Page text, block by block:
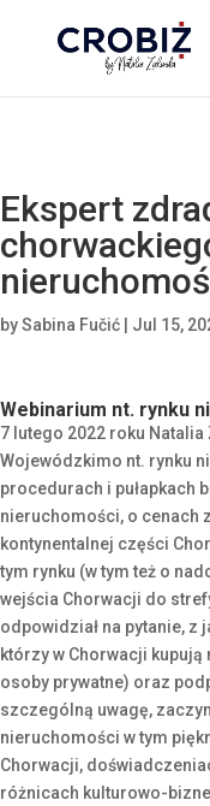
Ekspert
bySabina Fučić Jul 15,
Webinarium nt. rynku
7 lutego 2022 roku
Wojewódzkimo nt. rynku
procedurach i pułapkach
nieruchomości, o cenach
kontynentalnej części
tym rynku (w tym też o
wejścia Chorwacji do
odpowidział na pytanie, z
którzy w Chorwacji
osoby prywatne) oraz
szczególną uwagę,
nieruchomości w tym
Chorwacji,
różnicach kulturowo-